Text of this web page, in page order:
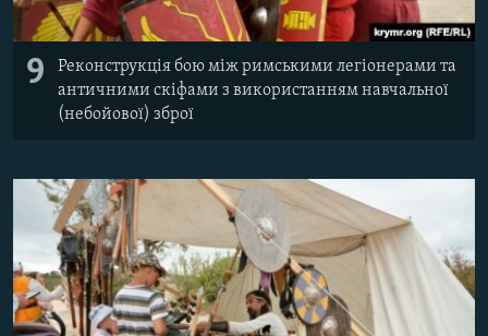
9
Реконструкція бою між римськими легіонерами та
античними скіфами з використанням навчальної
(небойової) зброї